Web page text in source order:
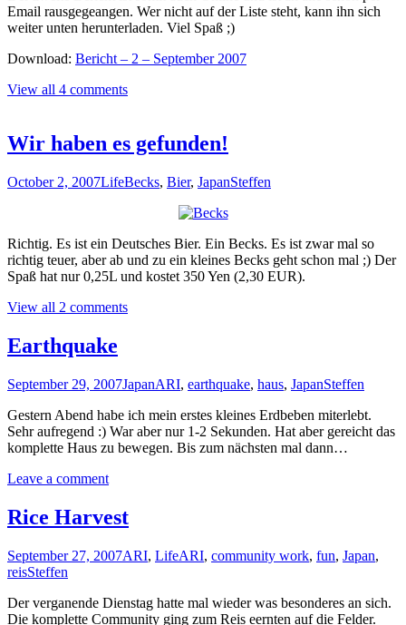
Email rausgegeangen. Wer nicht auf der Liste steht, kann ihn sich
weiter unten herunterladen. Viel Spaß ;)
Download: Bericht – 2 – September 2007
View all 4 comments
Wir haben es gefunden!
October 2, 2007LifeBecks, Bier, JapanSteffen
Richtig. Es ist ein Deutsches Bier. Ein Becks. Es ist zwar mal so
richtig teuer, aber ab und zu ein kleines Becks geht schon mal ;) Der
Spaß hat nur 0,25L und kostet 350 Yen (2,30 EUR).
View all 2 comments
Earthquake
September 29, 2007JapanARI, earthquake, haus, JapanSteffen
Gestern Abend habe ich mein erstes kleines Erdbeben miterlebt.
Sehr aufregend :) War aber nur 1-2 Sekunden. Hat aber gereicht das
komplette Haus zu bewegen. Bis zum nächsten mal dann…
Leave a comment
Rice Harvest
September 27, 2007ARI, LifeARI, community work, fun, Japan,
reisSteffen
Der verganende Dienstag hatte mal wieder was besonderes an sich.
Die komplette Community ging zum Reis eernten auf die Felder.